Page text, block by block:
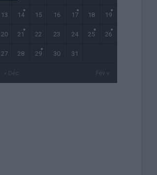
« Déc Fév »
13 14 15 16 17 18 19
20 21 22 23 24 25 26
27 28 29 30 31